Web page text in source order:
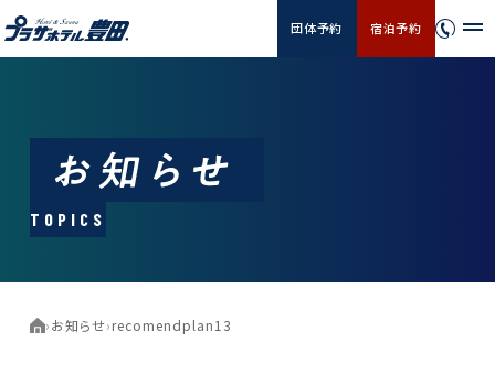
団体予約 宿泊予約
TOPICS
›お知らせ›recomendplan13